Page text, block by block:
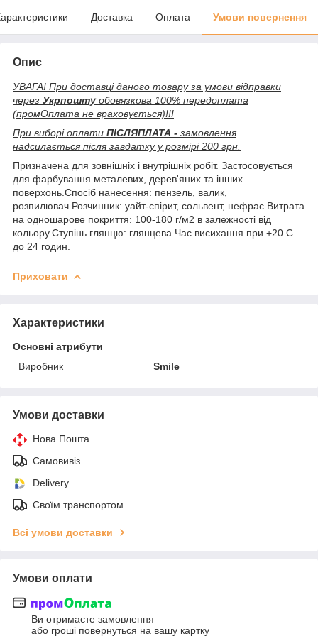
Доставка Оплата Умови повернення
Опис
УВАГА! При доставці даного товару за умови відправки
через Укрпошту обовязкова 100% передоплата
(промОплата не враховується)!!!
При виборі оплати ПІСЛЯПЛАТА - замовлення
надсилається після завдатку у розмірі 200 грн.
Призначена для зовнішніх і внутрішніх робіт. Застосовується
для фарбування металевих, дерев'яних та інших
поверхонь.Спосіб нанесення: пензель, валик,
розпилювач.Розчинник: уайт-спірит, сольвент, нефрас.Витрата
на одношарове покриття: 100-180 г/м2 в залежності від
кольору.Ступінь глянцю: глянцева.Час висихання при +20 С
до 24 годин.
Приховати
Характеристики
Основні атрибути
Виробник
Smile
Умови доставки
Нова Пошта
Самовивіз
Delivery
Своїм транспортом
Всі умови доставки
Умови оплати
Ви отримаєте замовлення
або гроші повернуться на вашу картку